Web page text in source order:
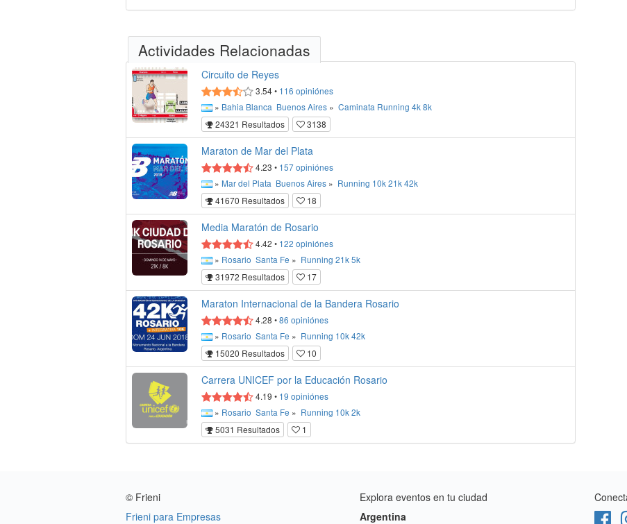
Actividades Relacionadas
Circuito de Reyes
3.54• 116 opiniónes
» Bahia Blanca Buenos Aires » Caminata Running 4k8k
24321 Resultados
3138
Maraton de Mar del Plata
4.23 • 157opiniónes
» Mar del Plata Buenos Aires » Running 10k21k42k
41670 Resultados
18
Media Maratón de Rosario
4.42 • 122 opiniónes
» Rosario Santa Fe » Running 21k5k
31972 Resultados
17
Maraton Internacional de la Bandera Rosario
4.28 •86 opiniónes
» Rosario Santa Fe » Running 10k42k
15020 Resultados
10
Carrera UNICEF por la Educación Rosario
4.19 • 19 opiniónes
» Rosario Santa Fe » Running 10k2k
5031 Resultados
1
© Frieni
Frieni para Empresas
Explora eventos en tu ciudad
Argentina